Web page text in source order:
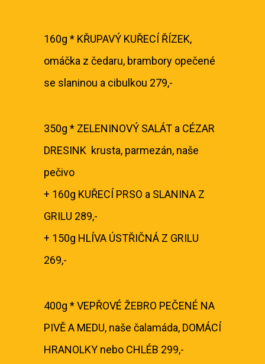
160g * KŘUPAVÝ KUŘECÍ ŘÍZEK,
omáčka z čedaru, brambory opečené
se slaninou a cibulkou 279,-
350g * ZELENINOVÝ SALÁT a CÉZAR
DRESINK krusta, parmezán, naše
pečivo
+ 160g KUŘECÍ PRSO a SLANINA Z
GRILU 289,-
+ 150g HLÍVA ÚSTŘIČNÁ Z GRILU
269,-
400g * VEPŘOVÉ ŽEBRO PEČENÉ NA
PIVĚ A MEDU, naše čalamáda, DOMÁCÍ
HRANOLKY nebo CHLÉB 299,-